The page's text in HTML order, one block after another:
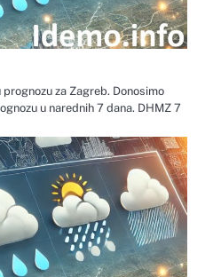
za Zagreb. Donosimo
u narednih 7 dana. DHMZ 7